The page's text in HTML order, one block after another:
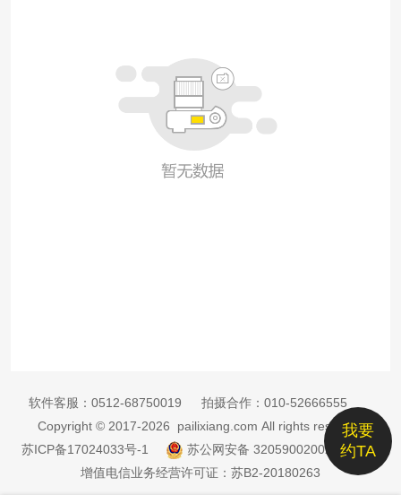
我要
约TA
软件客服： 0512-68750019 拍摄合作： 010-52666555
Copyright © 2017-2026 pailixiang.com All rights reserved
苏ICP备17024033号-1
苏公网安备 32059002002885号
增值电信业务经营许可证：苏B2-20180263